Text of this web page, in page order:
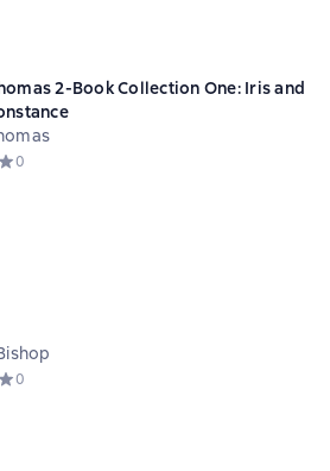
2-Book Collection One: Iris and
Thomas
Средний рейтинг 0 на основе 0 оценок
0
Bishop
Средний рейтинг 0 на основе 0 оценок
0